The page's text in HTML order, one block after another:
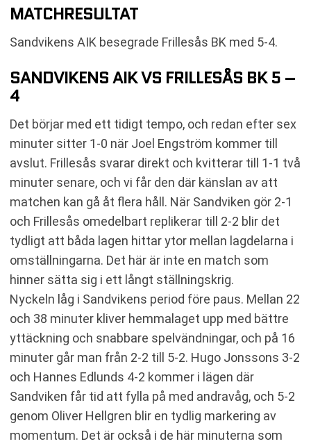
MATCHRESULTAT
Sandvikens AIK besegrade Frillesås BK med 5-4.
SANDVIKENS AIK VS FRILLESÅS BK 5 –
4
Det börjar med ett tidigt tempo, och redan efter sex
minuter sitter 1-0 när Joel Engström kommer till
avslut. Frillesås svarar direkt och kvitterar till 1-1 två
minuter senare, och vi får den där känslan av att
matchen kan gå åt flera håll. När Sandviken gör 2-1
och Frillesås omedelbart replikerar till 2-2 blir det
tydligt att båda lagen hittar ytor mellan lagdelarna i
omställningarna. Det här är inte en match som
hinner sätta sig i ett långt ställningskrig.
Nyckeln låg i Sandvikens period före paus. Mellan 22
och 38 minuter kliver hemmalaget upp med bättre
yttäckning och snabbare spelvändningar, och på 16
minuter går man från 2-2 till 5-2. Hugo Jonssons 3-2
och Hannes Edlunds 4-2 kommer i lägen där
Sandviken får tid att fylla på med andravåg, och 5-2
genom Oliver Hellgren blir en tydlig markering av
momentum. Det är också i de här minuterna som